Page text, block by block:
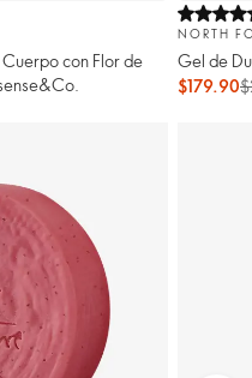
con Flor de
NORTH
Gel de
$179.90